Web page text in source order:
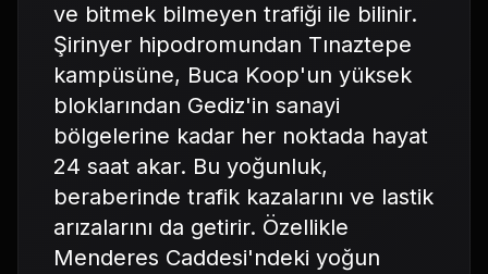
ve bitmek bilmeyen trafiği ile bilinir.
Şirinyer hipodromundan Tınaztepe
kampüsüne, Buca Koop'un yüksek
bloklarından Gediz'in sanayi
bölgelerine kadar her noktada hayat
24 saat akar. Bu yoğunluk,
beraberinde trafik kazalarını ve lastik
arızalarını da getirir. Özellikle
Menderes Caddesi'ndeki yoğun